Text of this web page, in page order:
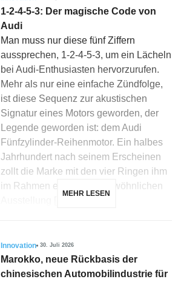
1-2-4-5-3: Der magische Code von
Audi
Man muss nur diese fünf Ziffern
aussprechen, 1-2-4-5-3, um ein Lächeln
bei Audi-Enthusiasten hervorzurufen.
Mehr als nur eine einfache Zündfolge,
ist diese Sequenz zur akustischen
Signatur eines Motors geworden, der
Legende geworden ist: dem Audi
Fünfzylinder-Reihenmotor. Ein halbes
Jahrhundert nach seinem Erscheinen
zollt die Marke mit den vier Ringen ihm
im Rahmen einer außergewöhnlichen
MEHR LESEN
Innovation 30. Juli 2026
Marokko, neue Rückbasis der
chinesischen Automobilindustrie für